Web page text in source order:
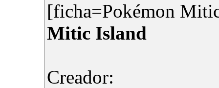
[ficha=Pokémon
Mitic Island
Creador: